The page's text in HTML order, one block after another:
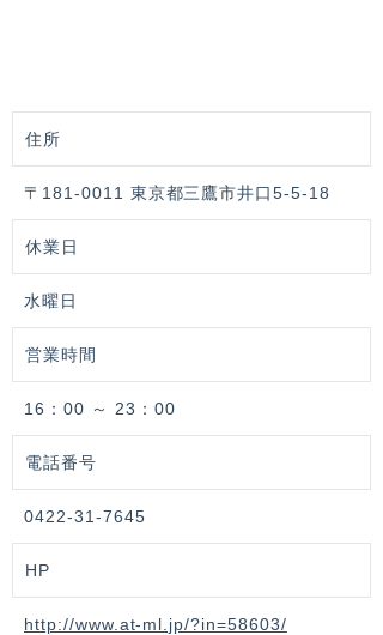
住所
〒181-0011 東京都三鷹市井口5-5-18
休業日
水曜日
営業時間
16：00 ～ 23：00
電話番号
0422-31-7645
HP
http://www.at-ml.jp/?in=58603/